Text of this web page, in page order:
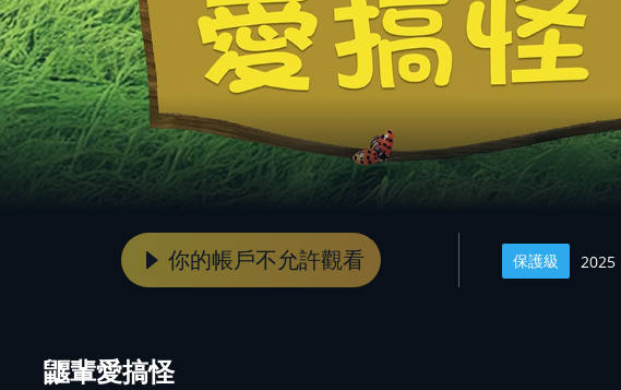
你的帳戶不允許觀看 保護級 2025
鼴輩愛搞怪